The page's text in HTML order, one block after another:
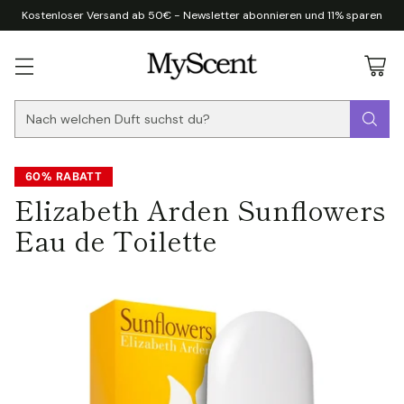
Nach welchen Duft suchst du?
Kostenloser Versand ab 50€ - Newsletter abonnieren und 11% sparen
60% RABATT
Elizabeth Arden Sunflowers
Eau de Toilette